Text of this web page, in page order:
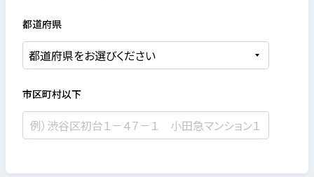
都道府県
市区町村以下